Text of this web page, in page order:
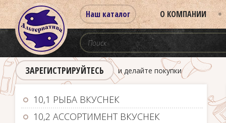
Наш каталог О КОМПАНИИ
ЗАРЕГИСТРИРУЙТЕСЬ и делайте покупки
10,1 РЫБА ВКУСНЕК
10,2 АССОРТИМЕНТ ВКУСНЕК